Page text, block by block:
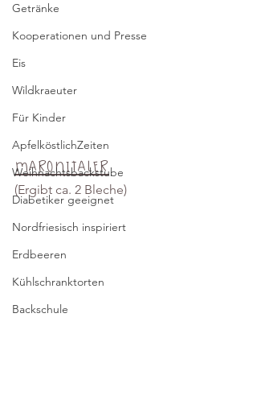
Getränke
Kooperationen und Presse
Eis
Wildkraeuter
Für Kinder
ApfelköstlichZeiten
Weihnachtsbackstube
Diabetiker geeignet
Nordfriesisch inspiriert
Erdbeeren
Kühlschranktorten
Backschule
Maronitaler
(Ergibt ca. 2 Bleche)